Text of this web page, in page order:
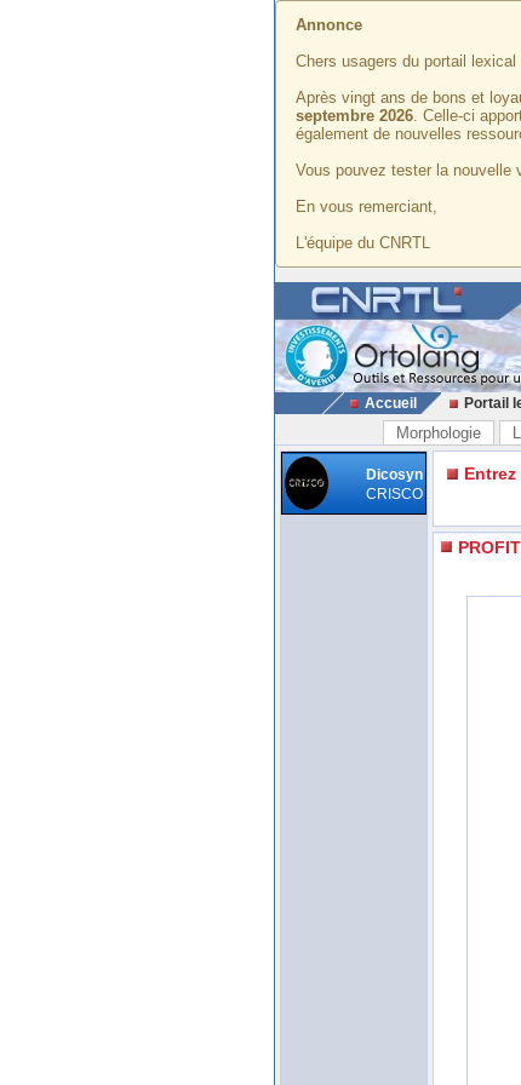
Annonce
Chers usagers du portail lexical
Après vingt ans de bons et
septembre 2026. Celle-ci
également de nouvelles
Vous pouvez tester la nouvelle
En vous remerciant,
L'équipe du CNRTL
Accueil Portail
Morphologie
Dicosyn
CRISCO
PROFIT